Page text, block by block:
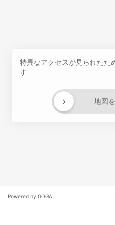
特異なアクセスが見られたた
す
地図
›
Powered by GOGA